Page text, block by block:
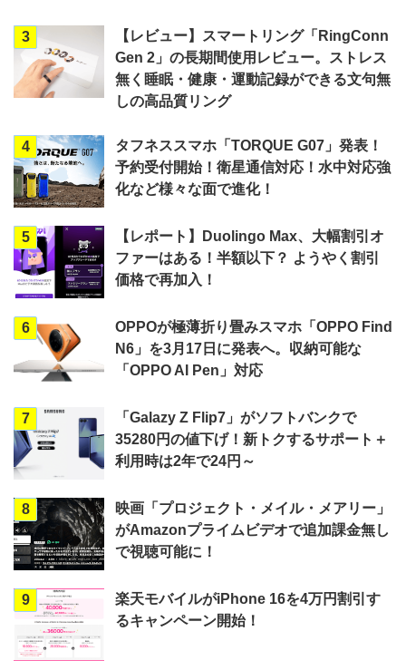
3
【レビュー】スマートリング「RingConn
Gen 2」の長期間使用レビュー。ストレス
無く睡眠・健康・運動記録ができる文句無
しの高品質リング
4
タフネススマホ「TORQUE G07」発表！
予約受付開始！衛星通信対応！水中対応強
化など様々な面で進化！
5
【レポート】Duolingo Max、大幅割引オ
ファーはある！半額以下？ ようやく割引
価格で再加入！
6
OPPOが極薄折り畳みスマホ「OPPO Find
N6」を3月17日に発表へ。収納可能な
「OPPO AI Pen」対応
7
「Galazy Z Flip7」がソフトバンクで
35280円の値下げ！新トクするサポート＋
利用時は2年で24円～
8
映画「プロジェクト・メイル・メアリー」
がAmazonプライムビデオで追加課金無し
で視聴可能に！
9
楽天モバイルがiPhone 16を4万円割引す
るキャンペーン開始！